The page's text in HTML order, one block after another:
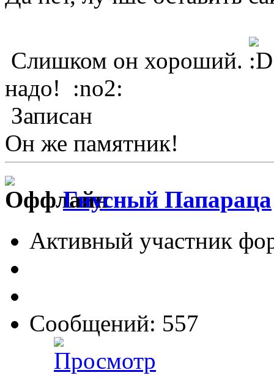
Слишком он хороший.
надо! :no2:
Записан
Он же памятник!
Гнусный Папараца
Активный участник
Сообщений: 557